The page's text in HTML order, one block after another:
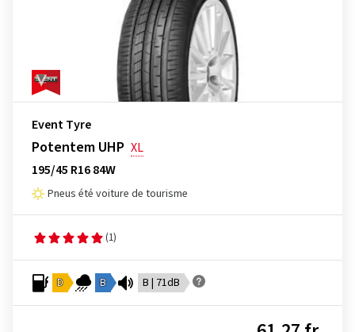
Event Tyre
Potentem UHP XL
195/45 R16 84W
Pneus été voiture de tourisme
(1)
D B B | 71dB